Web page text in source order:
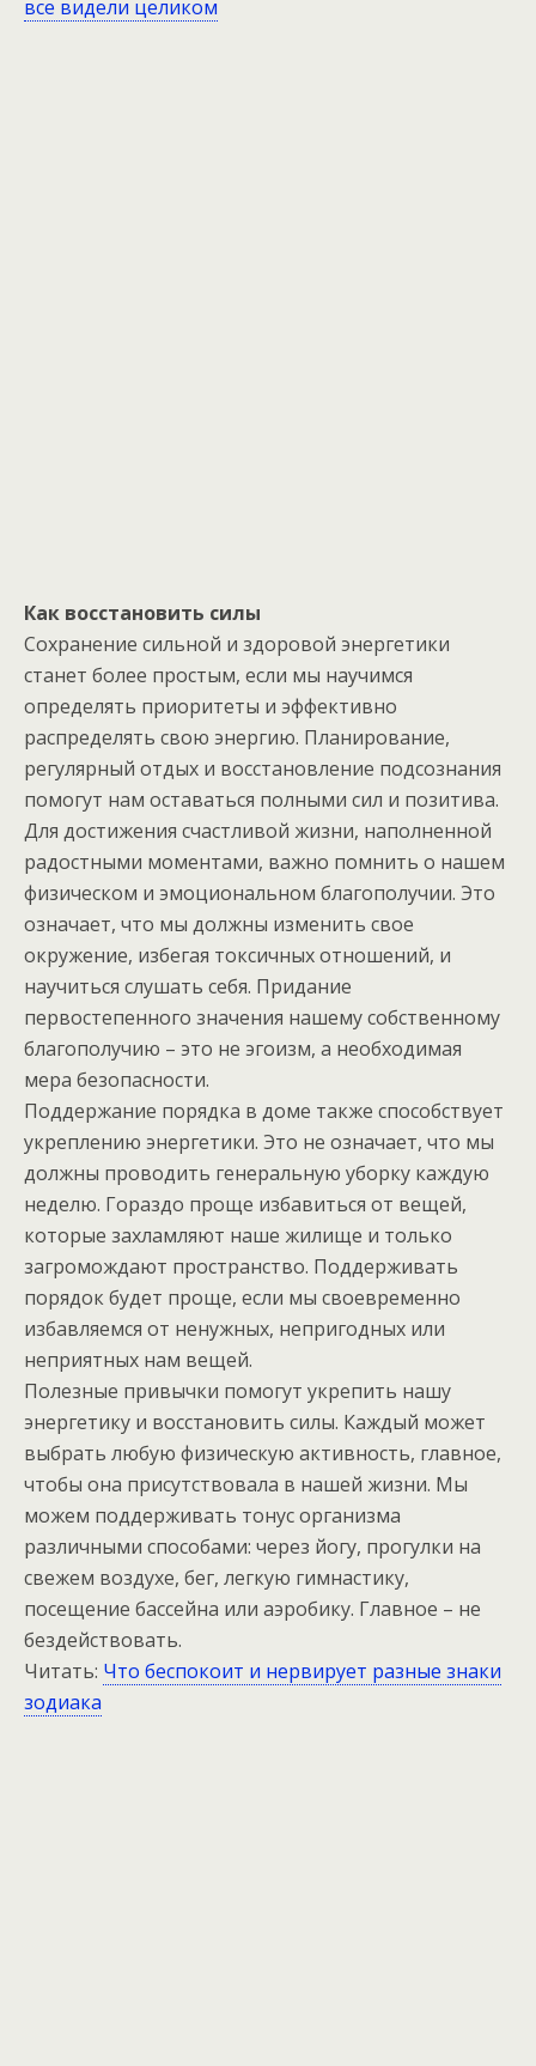
все видели целиком
Как восстановить силы
Сохранение сильной и здоровой энергетики
станет более простым, если мы научимся
определять приоритеты и эффективно
распределять свою энергию. Планирование,
регулярный отдых и восстановление подсознания
помогут нам оставаться полными сил и позитива.
Для достижения счастливой жизни, наполненной
радостными моментами, важно помнить о нашем
физическом и эмоциональном благополучии. Это
означает, что мы должны изменить свое
окружение, избегая токсичных отношений, и
научиться слушать себя. Придание
первостепенного значения нашему собственному
благополучию – это не эгоизм, а необходимая
мера безопасности.
Поддержание порядка в доме также способствует
укреплению энергетики. Это не означает, что мы
должны проводить генеральную уборку каждую
неделю. Гораздо проще избавиться от вещей,
которые захламляют наше жилище и только
загромождают пространство. Поддерживать
порядок будет проще, если мы своевременно
избавляемся от ненужных, непригодных или
неприятных нам вещей.
Полезные привычки помогут укрепить нашу
энергетику и восстановить силы. Каждый может
выбрать любую физическую активность, главное,
чтобы она присутствовала в нашей жизни. Мы
можем поддерживать тонус организма
различными способами: через йогу, прогулки на
свежем воздухе, бег, легкую гимнастику,
посещение бассейна или аэробику. Главное – не
бездействовать.
Читать: Что беспокоит и нервирует разные знаки
зодиака